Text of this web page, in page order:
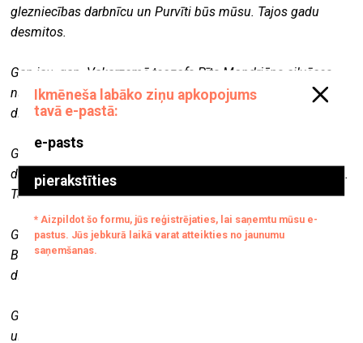
glezniecības darbnīcu un Purvīti būs mūsu. Tajos gadu
desmitos.
Gan jau, gan. Vakarzemē teozofs Pīts Mondriāns cilvēces
nākotni saredzēja rūtiņās, bet dievzemītē par to neviens i
dzirdēt negribēja. Tajos gadu desmitos.
Gan jau, gan. Mondriāna rūtiņas bija atšķirīga lieluma, un
dažas pat sarkanas, dzeltenas vai zilas. Kā jau pie cilvēkiem.
Tajos gadu desmitos.
Gan jau, gan. Beigtais Meierovics un beigtā Kristīne
Bakmane, un beigtais Fricis Gailis, un lielo cilvēku slepenā
diplomātija būs mūsu. Tajos gadu desmitos.
Gan jau, gan. Tajos gadu desmitos. Pirms hercoga Jēkaba
un pirms Kārļa Ulmaņa.